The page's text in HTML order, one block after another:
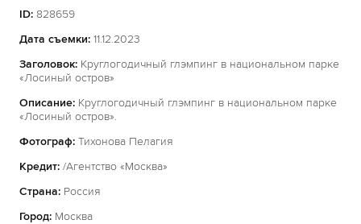
ID: 828659
Дата съемки: 11.12.2023
Заголовок: Круглогодичный глэмпинг в национальном парке
«Лосиный остров»
Описание: Круглогодичный глэмпинг в национальном парке
«Лосиный остров».
Фотограф: Тихонова Пелагия
Кредит: /Агентство «Москва»
Страна: Россия
Город: Москва